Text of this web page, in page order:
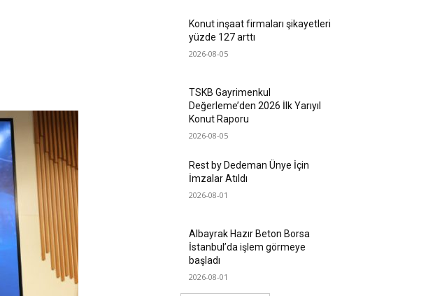
Konut inşaat firmaları şikayetleri
yüzde 127 arttı
2026-08-05
TSKB Gayrimenkul
Değerleme’den 2026 İlk Yarıyıl
Konut Raporu
2026-08-05
Rest by Dedeman Ünye İçin
İmzalar Atıldı
2026-08-01
Albayrak Hazır Beton Borsa
İstanbul’da işlem görmeye
başladı
2026-08-01